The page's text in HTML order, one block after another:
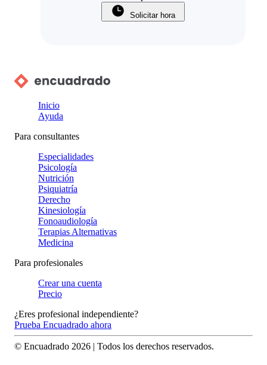
Solicitar hora
Inicio
Ayuda
Para consultantes
Especialidades
Psicología
Nutrición
Psiquiatría
Derecho
Kinesiología
Fonoaudiología
Terapias Alternativas
Medicina
Para profesionales
Crear una cuenta
Precio
¿Eres profesional independiente?
Prueba Encuadrado ahora
© Encuadrado 2026 | Todos los derechos reservados.